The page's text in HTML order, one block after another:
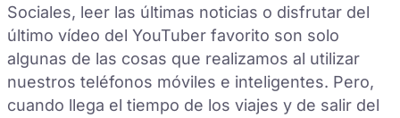
Sociales, leer las últimas noticias o disfrutar del
último vídeo del YouTuber favorito son solo
algunas de las cosas que realizamos al utilizar
nuestros teléfonos móviles e inteligentes. Pero,
cuando llega el tiempo de los viajes y de salir del